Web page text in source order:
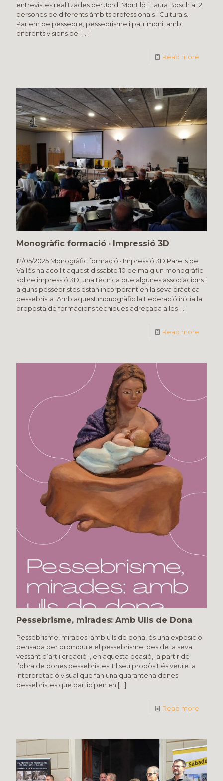
entrevistes realitzades per Jordi Montlló i Laura Bosch a 12
persones de diferents àmbits professionals i Culturals.
Parlem de pessebre, pessebrisme i patrimoni, amb
diferents visions del […]
Read more
Monogràfic formació · Impressió 3D
12/05/2025 Monogràfic formació · Impressió 3D Parets del
Vallès ha acollit aquest dissabte 10 de maig un monogràfic
sobre impressió 3D, una tècnica que algunes associacions i
alguns pessebristes estan incorporant en la seva pràctica
pessebrista. Amb aquest monogràfic la Federació inicia la
proposta de formacions tècniques adreçada a les […]
Read more
Pessebrisme, mirades: Amb Ulls de Dona
Pessebrisme, mirades: amb ulls de dona, és una exposició
pensada per promoure el pessebrisme, des de la seva
vessant d’art i creació i, en aquesta ocasió, a partir de
l’obra de dones pessebristes. El seu propòsit és veure la
interpretació visual que fan una quarantena dones
pessebristes que participen en […]
Read more